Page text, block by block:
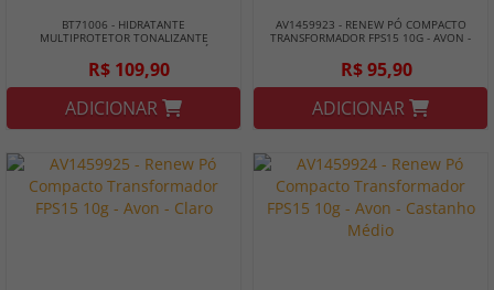
BT71006 - HIDRATANTE
MULTIPROTETOR TONALIZANTE
DIURNO MAKE B. SKIN 60G - BOTICÁRIO
R$ 109,90
ADICIONAR
AV1459923 - RENEW PÓ COMPACTO
TRANSFORMADOR FPS15 10G - AVON -
R$ 95,90
ADICIONAR